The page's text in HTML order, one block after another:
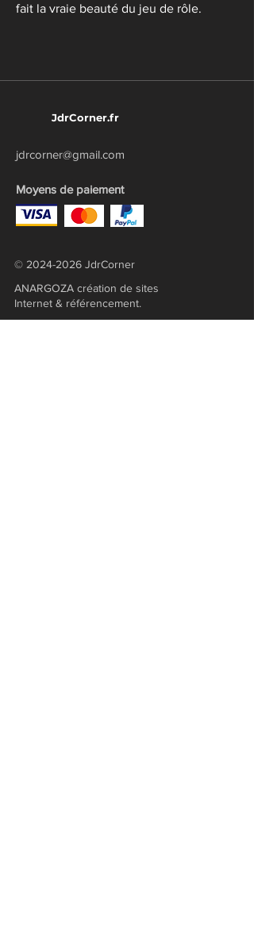
fait la vraie beauté du jeu de rôle.
JdrCorner.fr
jdrcorner@gmail.com
Moyens de paiement
© 2024-2026 JdrCorner
ANARGOZA création de sites
Internet & référencement.